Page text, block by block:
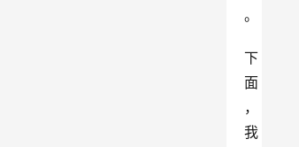
。
下
面
，
我